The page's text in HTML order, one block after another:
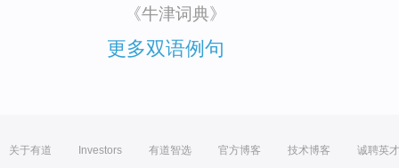
《牛津词典》
更多双语例句
关于有道 Investors 有道智选 官方博客 技术博客 诚聘英才